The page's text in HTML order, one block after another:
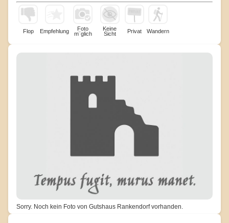
Flop Empfehlung
Foto
m¨glich
Keine
Sicht
Privat Wandern
Sorry. Noch kein Foto von Gutshaus Rankendorf vorhanden.